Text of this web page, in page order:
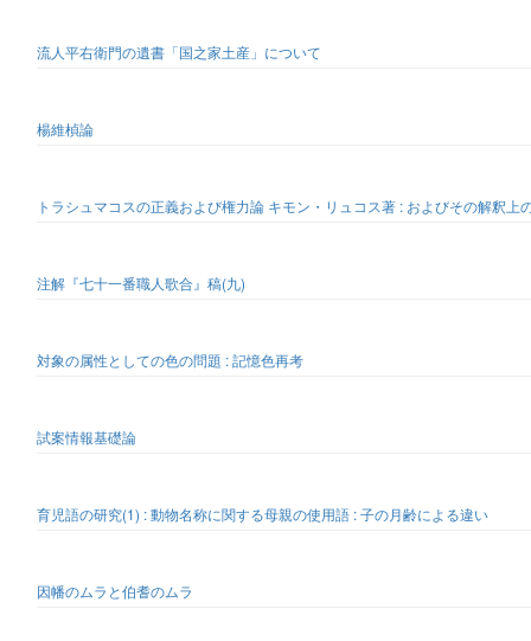
流人平右衛門の遺書「国之家土産」について
楊維楨論
トラシュマコスの正義および権力論 キモン・リュコス著 : およびその解釈上
注解『七十一番職人歌合』稿(九)
対象の属性としての色の問題 : 記憶色再考
試案情報基礎論
育児語の研究(1) : 動物名称に関する母親の使用語 : 子の月齢による違い
因幡のムラと伯耆のムラ